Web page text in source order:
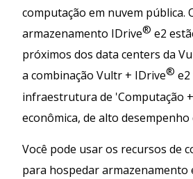
computação em nuvem pública.
armazenamento IDrive® e2
próximos dos data centers da
a combinação Vultr + IDrive®
infraestrutura de 'Computação
econômica, de alto desempenho
Você pode usar os recursos de
para hospedar armazenamento